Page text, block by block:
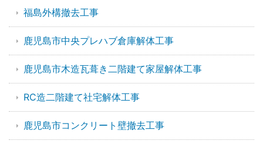
福島外構撤去工事
鹿児島市中央プレハブ倉庫解体工事
鹿児島市木造瓦葺き二階建て家屋解体工事
RC造二階建て社宅解体工事
鹿児島市コンクリート壁撤去工事